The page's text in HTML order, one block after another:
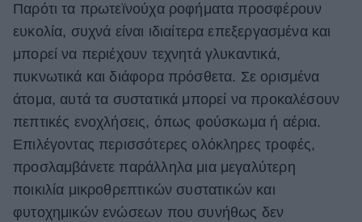
Παρότι τα πρωτεϊνούχα ροφήματα προσφέρουν
ευκολία, συχνά είναι ιδιαίτερα επεξεργασμένα και
μπορεί να περιέχουν τεχνητά γλυκαντικά,
πυκνωτικά και διάφορα πρόσθετα. Σε ορισμένα
άτομα, αυτά τα συστατικά μπορεί να προκαλέσουν
πεπτικές ενοχλήσεις, όπως φούσκωμα ή αέρια.
Επιλέγοντας περισσότερες ολόκληρες τροφές,
προσλαμβάνετε παράλληλα μια μεγαλύτερη
ποικιλία μικροθρεπτικών συστατικών και
φυτοχημικών ενώσεων που συνήθως δεν